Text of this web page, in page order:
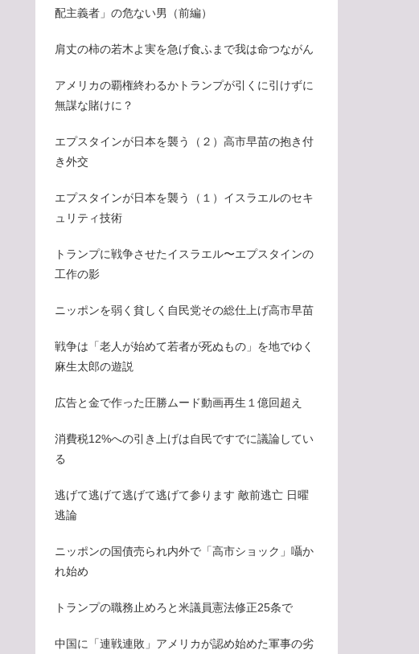
配主義者」の危ない男（前編）
肩丈の柿の若木よ実を急げ食ふまで我は命つながん
アメリカの覇権終わるかトランプが引くに引けずに
無謀な賭けに？
エプスタインが日本を襲う（２）高市早苗の抱き付
き外交
エプスタインが日本を襲う（１）イスラエルのセキ
ュリティ技術
トランプに戦争させたイスラエル〜エプスタインの
工作の影
ニッポンを弱く貧しく自民党その総仕上げ高市早苗
戦争は「老人が始めて若者が死ぬもの」を地でゆく
麻生太郎の遊説
広告と金で作った圧勝ムード動画再生１億回超え
消費税12%への引き上げは自民ですでに議論してい
る
逃げて逃げて逃げて逃げて参ります 敵前逃亡 日曜
逃論
ニッポンの国債売られ内外で「高市ショック」囁か
れ始め
トランプの職務止めろと米議員憲法修正25条で
中国に「連戦連敗」アメリカが認め始めた軍事の劣